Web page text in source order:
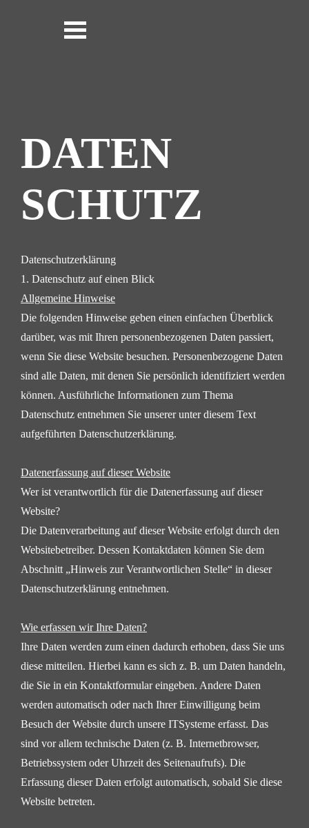
DATEN
SCHUTZ
Datenschutzerklärung
1. Datenschutz auf einen Blick
Allgemeine Hinweise
Die folgenden Hinweise geben einen einfachen Überblick
darüber, was mit Ihren personenbezogenen Daten passiert,
wenn Sie diese Website besuchen. Personenbezogene Daten
sind alle Daten, mit denen Sie persönlich identifiziert werden
können. Ausführliche Informationen zum Thema
Datenschutz entnehmen Sie unserer unter diesem Text
aufgeführten Datenschutzerklärung.
Datenerfassung auf dieser Website
Wer ist verantwortlich für die Datenerfassung auf dieser
Website?
Die Datenverarbeitung auf dieser Website erfolgt durch den
Websitebetreiber. Dessen Kontaktdaten können Sie dem
Abschnitt „Hinweis zur Verantwortlichen Stelle“ in dieser
Datenschutzerklärung entnehmen.
Wie erfassen wir Ihre Daten?
Ihre Daten werden zum einen dadurch erhoben, dass Sie uns
diese mitteilen. Hierbei kann es sich z. B. um Daten handeln,
die Sie in ein Kontaktformular eingeben. Andere Daten
werden automatisch oder nach Ihrer Einwilligung beim
Besuch der Website durch unsere ITSysteme erfasst. Das
sind vor allem technische Daten (z. B. Internetbrowser,
Betriebssystem oder Uhrzeit des Seitenaufrufs). Die
Erfassung dieser Daten erfolgt automatisch, sobald Sie diese
Website betreten.